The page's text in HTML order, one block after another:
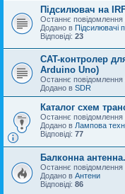
Підсилювач на
Останнє повідомлення
Додано в Підсилювачі
Відповіді: 23
CAT-контролер
Arduino Uno)
Останнє повідомлення
Додано в SDR
Каталог схем
Останнє повідомлення
Додано в Лампова
Відповіді: 77
Балконна антенна.
Останнє повідомлення
Додано в Антени
Відповіді: 86